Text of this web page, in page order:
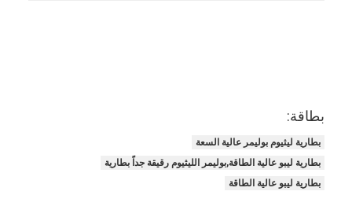
بطاقة:
بطارية ليثيوم بوليمر عالية السعة
بطارية ليبو عالية الطاقة,بوليمر الليثيوم رقيقة جداً بطارية
بطارية ليبو عالية الطاقة